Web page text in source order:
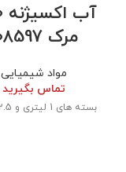
مرک 108597
مواد شیمیایی
تماس بگیرید
بسته های 1 لیتری و 2.5 لیتری